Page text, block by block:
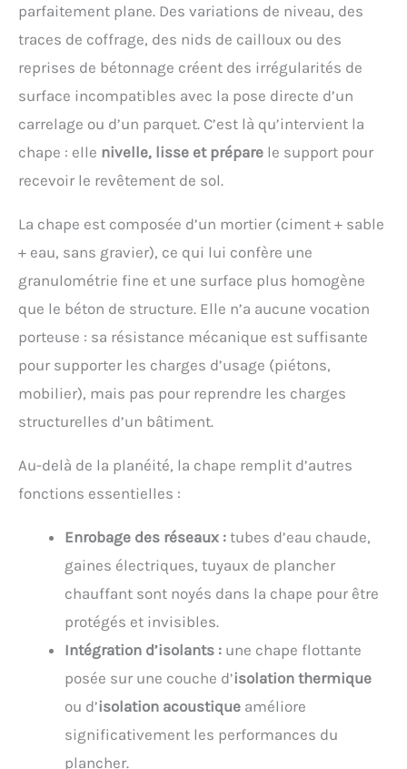
parfaitement plane. Des variations de niveau, des
traces de coffrage, des nids de cailloux ou des
reprises de bétonnage créent des irrégularités de
surface incompatibles avec la pose directe d’un
carrelage ou d’un parquet. C’est là qu’intervient la
chape : elle nivelle, lisse et prépare le support pour
recevoir le revêtement de sol.
La chape est composée d’un mortier (ciment + sable
+ eau, sans gravier), ce qui lui confère une
granulométrie fine et une surface plus homogène
que le béton de structure. Elle n’a aucune vocation
porteuse : sa résistance mécanique est suffisante
pour supporter les charges d’usage (piétons,
mobilier), mais pas pour reprendre les charges
structurelles d’un bâtiment.
Au-delà de la planéité, la chape remplit d’autres
fonctions essentielles :
Enrobage des réseaux : tubes d’eau chaude,
gaines électriques, tuyaux de plancher
chauffant sont noyés dans la chape pour être
protégés et invisibles.
Intégration d’isolants : une chape flottante
posée sur une couche d’isolation thermique
ou d’isolation acoustique améliore
significativement les performances du
plancher.